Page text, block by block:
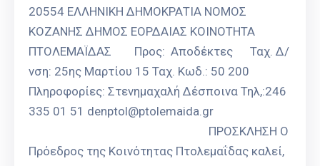
20554 ΕΛΛΗΝΙΚΗ ΔΗΜΟΚΡΑΤΙΑ ΝΟΜΟΣ
ΚΟΖΑΝΗΣ ΔΗΜΟΣ ΕΟΡΔΑΙΑΣ ΚΟΙΝΟΤΗΤΑ
ΠΤΟΛΕΜΑΪΔΑΣ Προς: Αποδέκτες Ταχ. Δ/
νση: 25ης Μαρτίου 15 Ταχ. Κωδ.: 50 200
Πληροφορίες: Στενημαχαλή Δέσποινα Τηλ,:246
335 01 51 denptol@ptolemaida.gr
ΠΡΟΣΚΛΗΣΗ Ο
Πρόεδρος της Κοινότητας Πτολεμαΐδας καλεί,